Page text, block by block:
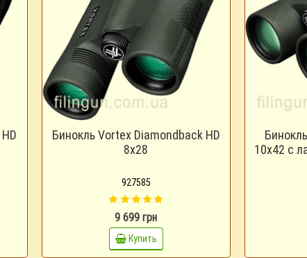
Бинокль Vortex Diamondback HD
8x28
927585
9 699 грн
Купить
10x42 с